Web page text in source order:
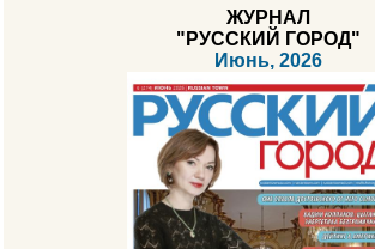
ЖУРНАЛ
"РУССКИЙ ГОРОД"
Июнь, 2026